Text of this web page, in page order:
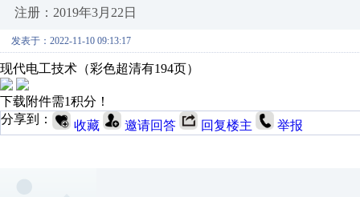
注册：2019年3月22日
发表于：2022-11-10 09:13:17
现代电工技术（彩色超清有194页）
下载附件需1积分！
分享到：
收藏 邀请回答 回复楼主 举报